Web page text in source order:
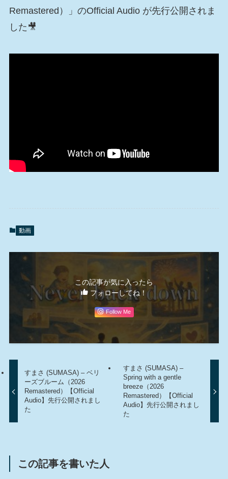
Remastered）」のOfficial Audio が先行公開されま
した🎥
動画
この記事が気に入ったら
フォローしてね！
Follow Me
すまさ (SUMASA) – ベリ
ーズブルーム（2026
Remastered）【Official
Audio】先行公開されまし
た
すまさ (SUMASA) –
Spring with a gentle
breeze（2026
Remastered）【Official
Audio】先行公開されまし
た
この記事を書いた人